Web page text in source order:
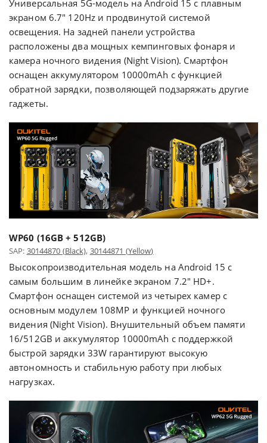
Универсальная 5G-модель на Android 15 с плавным
экраном 6.7" 120Hz и продвинутой системой
освещения. На задней панели устройства
расположены два мощных кемпинговых фонаря и
камера ночного видения (Night Vision). Смартфон
оснащен аккумулятором 10000mAh с функцией
обратной зарядки, позволяющей подзаряжать другие
гаджеты.
WP60 (16GB + 512GB)
SAP: 30144870 (Black), 30144871 (Yellow)
Высокопроизводительная модель на Android 15 с
самым большим в линейке экраном 7.2" HD+.
Смартфон оснащен системой из четырех камер с
основным модулем 108MP и функцией ночного
видения (Night Vision). Внушительный объем памяти
16/512GB и аккумулятор 10000mAh с поддержкой
быстрой зарядки 33W гарантируют высокую
автономность и стабильную работу при любых
нагрузках.